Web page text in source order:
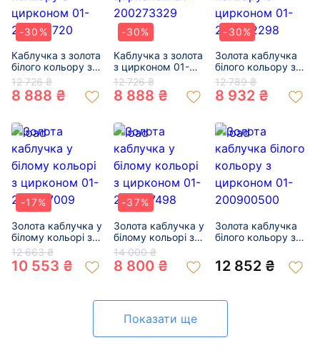
-30%
Каблучка з золота
білого кольору з
цирконом 01-
200185720
12 726 ₴
8 888 ₴
-30%
Каблучка з золота
з цирконом 01-
200273329
12 726 ₴
8 888 ₴
-30%
Золота каблучка
білого кольору з
цирконом 01-
200292298
12 789 ₴
8 932 ₴
-17%
Золота каблучка у
білому кольорі з
цирконом 01-
200837009
12 663 ₴
10 553 ₴
-37%
Золота каблучка у
білому кольорі з
цирконом 01-
200087498
14 000 ₴
8 800 ₴
Золота каблучка
білого кольору з
200900500
12 852 ₴
Показати ще